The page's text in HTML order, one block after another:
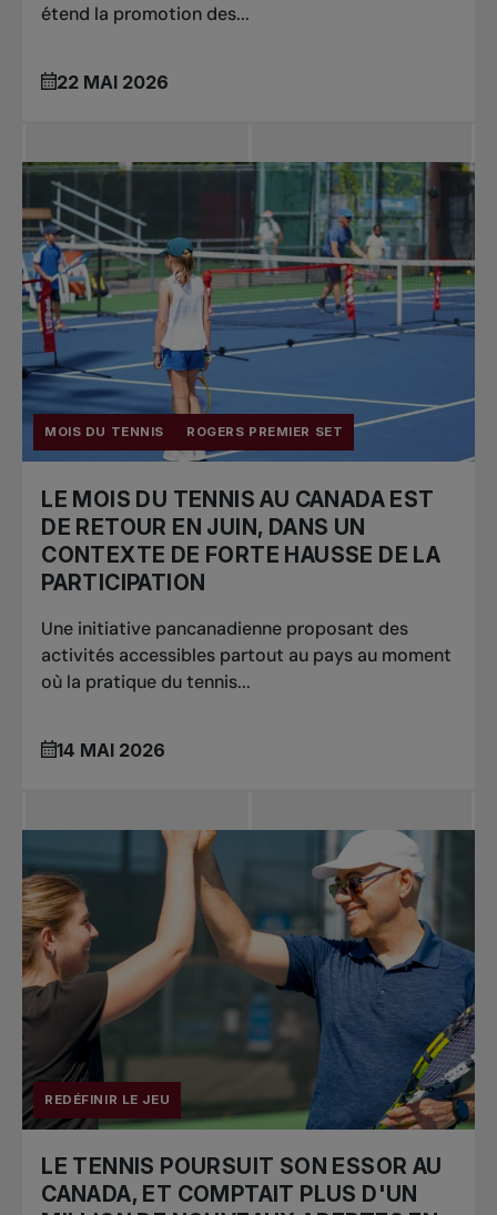
étend la promotion des...
22 MAI 2026
MOIS DU TENNIS ROGERS PREMIER SET
LE MOIS DU TENNIS AU CANADA EST
DE RETOUR EN JUIN, DANS UN
CONTEXTE DE FORTE HAUSSE DE LA
PARTICIPATION
Une initiative pancanadienne proposant des
activités accessibles partout au pays au moment
où la pratique du tennis...
14 MAI 2026
REDÉFINIR LE JEU
LE TENNIS POURSUIT SON ESSOR AU
CANADA, ET COMPTAIT PLUS D'UN